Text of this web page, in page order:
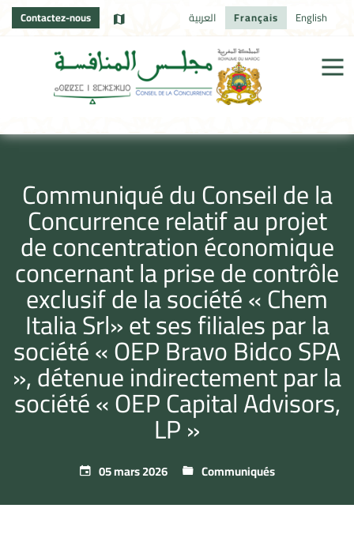
Contactez-nous العربية Français English
Communiqué du Conseil de la
Concurrence relatif au projet
de concentration économique
concernant la prise de contrôle
exclusif de la société « Chem
Italia Srl» et ses filiales par la
société « OEP Bravo Bidco SPA
», détenue indirectement par la
société « OEP Capital Advisors,
LP »
05 mars 2026 Communiqués